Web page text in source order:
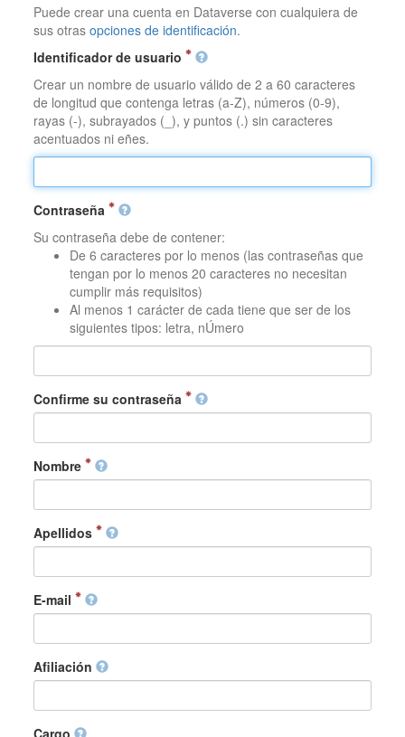
Puede crear una cuenta en Dataverse con cualquiera de
sus otrasopciones de identificación.
Identificador de usuario
Crear un nombre de usuario válido de 2 a 60 caracteres
de longitud que contenga letras (a-Z), números (0-9),
rayas (-), subrayados (_), y puntos (.) sin caracteres
acentuados ni eñes.
Contraseña
Su contraseña debe de contener:
De 6 caracteres por lo menos (las contraseñas que
tengan por lo menos 20 caracteres no necesitan
cumplir más requisitos)
Al menos 1 carácter de cada tiene que ser de los
siguientes tipos: letra, nÚmero
Confirme su contraseña
Nombre
Apellidos
E-mail
Afiliación
Cargo